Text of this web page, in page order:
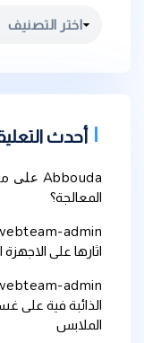
أحدث التعليقات
Abboudaعلى ما
المعالجة؟
webteam-admin
اثارها على الاجهزة
webteam-admin
الذائبة فية على غسالة
الملابس